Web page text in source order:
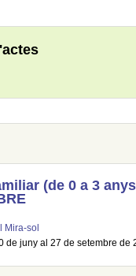
(de 0 a 3
Mira-sol
de juny al 27 de setembre de